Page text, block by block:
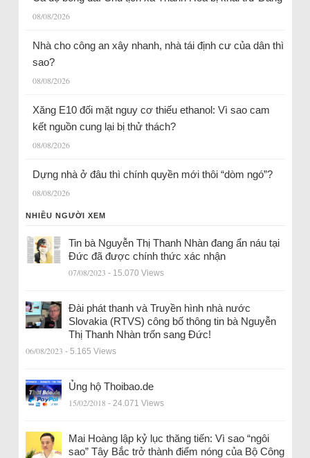
08/08/2026
Nhà cho công an xây nhanh, nhà tái định cư của dân thì
sao?
08/08/2026
Xăng E10 đối mặt nguy cơ thiếu ethanol: Vì sao cam
kết nguồn cung lại bị thử thách?
08/08/2026
Dựng nhà ở đâu thì chính quyền mới thôi “dòm ngó”?
08/08/2026
NHIỀU NGƯỜI XEM
Tin bà Nguyễn Thị Thanh Nhàn đang ẩn náu tại
Đức đã được chính thức xác nhận
07/08/2023 - 15.070 Views
Đài phát thanh và Truyền hình nhà nước
Slovakia (RTVS) công bố thông tin bà Nguyễn
Thị Thanh Nhàn trốn sang Đức!
06/08/2023 - 5.165 Views
Ủng hộ Thoibao.de
15/02/2018 - 24.071 Views
Mai Hoàng lập kỷ lục thăng tiến: Vì sao “ngôi
sao” Tây Bắc trở thành điểm nóng của Bộ Công